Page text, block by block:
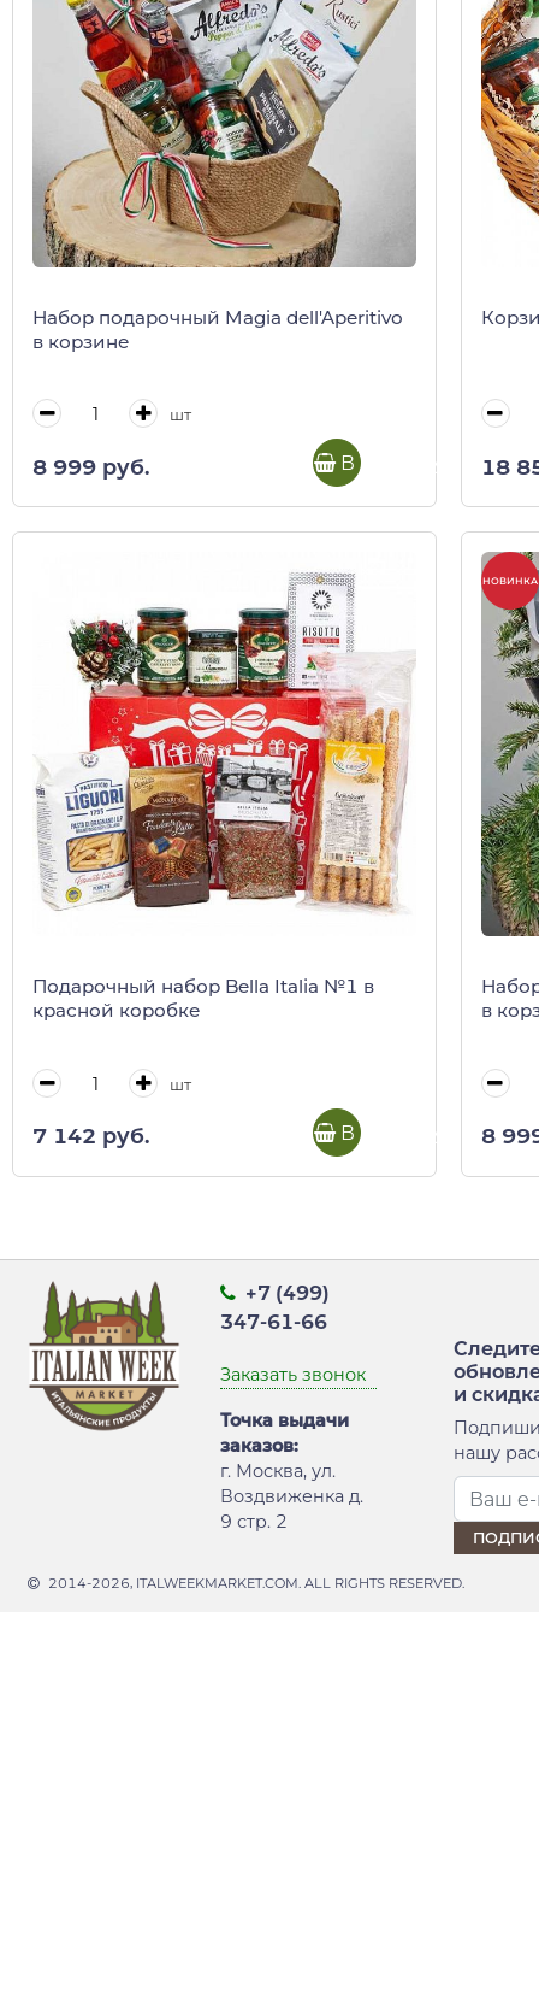
Набор подарочный Magia dell'Aperitivo
в корзине
шт
8 999 руб. В корзину 18
Подарочный набор Bella Italia №1 в
красной коробке
шт
7 142 руб. В корзину
НОВИНКА
в
8
+7 (499)
347-61-66
Заказать звонок
Точка выдачи
заказов:
г. Москва, ул.
Воздвиженка д.
9 стр. 2
и
нашу
2014-2026, ITALWEEKMARKET.COM. ALL RIGHTS RESERVED.